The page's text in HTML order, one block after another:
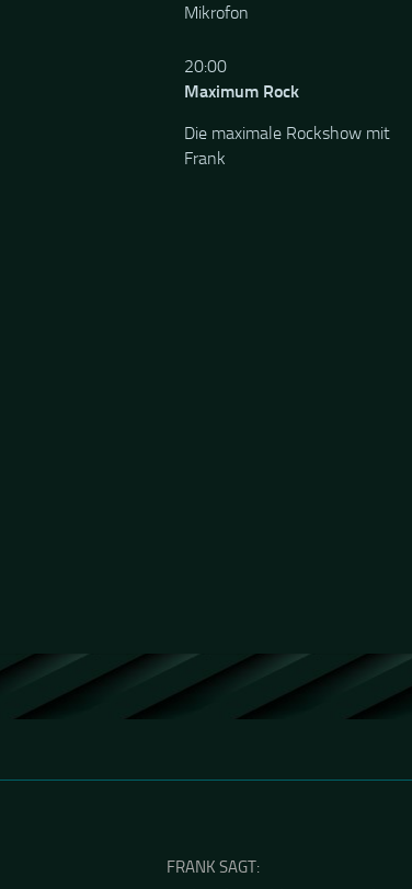
Mikrofon
20:00
Maximum Rock
Die maximale Rockshow mit
Frank